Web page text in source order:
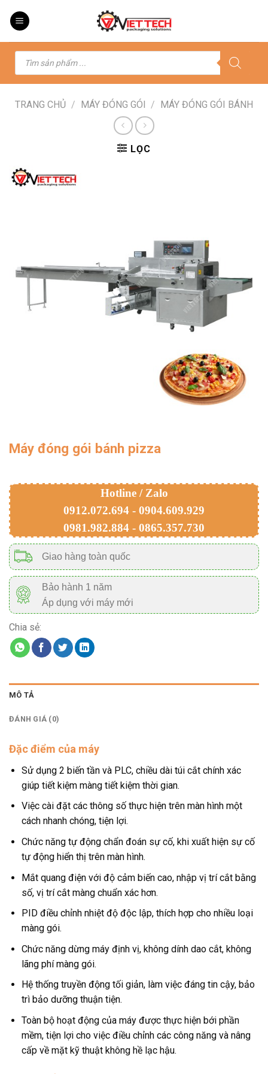
Tìm
kiếm
TRANG CHỦ / MÁY ĐÓNG GÓI / MÁY ĐÓNG GÓI BÁNH
LỌC
Máy đóng gói bánh pizza
Hotline / Zalo
0912.072.694 - 0904.609.929
0981.982.884 - 0865.357.730
Giao hàng toàn quốc
Bảo hành 1 năm
Áp dụng với máy mới
Chia sẻ:
MÔ TẢ
ĐÁNH GIÁ (0)
Đặc điểm của máy
Sử dụng 2 biến tần và PLC, chiều dài túi cắt chính xác
giúp tiết kiệm màng tiết kiệm thời gian.
Việc cài đặt các thông số thực hiện trên màn hình một
cách nhanh chóng, tiện lợi.
Chức năng tự động chẩn đoán sự cố, khi xuất hiện sự cố
tự động hiển thị trên màn hình.
Mắt quang điện với độ cảm biến cao, nhập vị trí cắt bằng
số, vị trí cắt màng chuẩn xác hơn.
PID điều chỉnh nhiệt độ độc lập, thích hợp cho nhiều loại
màng gói.
Chức năng dừng máy định vị, không dính dao cắt, không
lãng phí màng gói.
Hệ thống truyền động tối giản, làm việc đáng tin cậy, bảo
trì bảo dưỡng thuận tiện.
Toàn bộ hoạt động của máy được thực hiện bới phần
mềm, tiện lợi cho việc điều chỉnh các công năng và nâng
cấp về mặt kỹ thuật không hề lạc hậu.